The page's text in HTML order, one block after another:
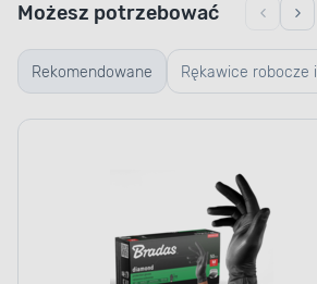
Rekomendowane Rękawice robocze i
ogrodowe
Możesz potrzebować